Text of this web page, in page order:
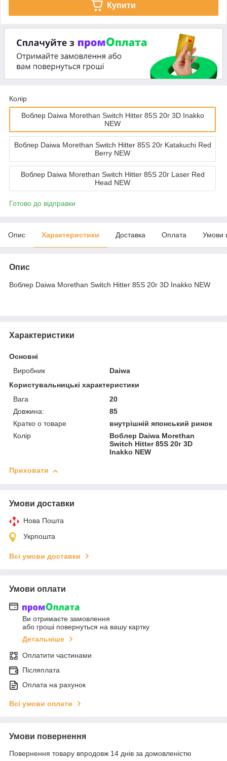
Купити
Колір
Воблер Daiwa Morethan Switch Hitter 85S 20г 3D Inakko
NEW
Воблер Daiwa Morethan Switch Hitter 85S 20г Katakuchi Red
Berry NEW
Воблер Daiwa Morethan Switch Hitter 85S 20г Laser Red
Head NEW
Готово до відправки
Опис Характеристики Доставка Оплата Умови
Опис
Воблер Daiwa Morethan Switch Hitter 85S 20г 3D Inakko NEW
Характеристики
Основні
Виробник
Daiwa
Користувальницькі характеристики
Вага
20
Довжина:
85
Кратко о товаре
внутрішній японський ринок
Колір
Воблер Daiwa Morethan
Switch Hitter 85S 20г 3D
Inakko NEW
Приховати
Умови доставки
Нова Пошта
Укрпошта
Всі умови доставки
Умови оплати
Ви отримаєте замовлення
або гроші повернуться на вашу картку
Детальніше
Оплатити частинами
Післяплата
Оплата на рахунок
Всі умови оплати
Умови повернення
Повернення товару впродовж 14 днів за домовленістю